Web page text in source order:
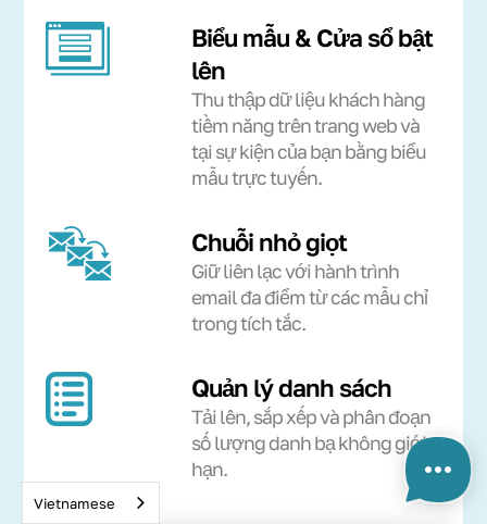
Biểu mẫu & Cửa sổ bật
lên
Thu thập dữ liệu khách hàng
tiềm năng trên trang web và
tại sự kiện của bạn bằng biểu
mẫu trực tuyến.
Chuỗi nhỏ giọt
Giữ liên lạc với hành trình
email đa điểm từ các mẫu chỉ
trong tích tắc.
Quản lý danh sách
Tải lên, sắp xếp và phân đoạn
số lượng danh bạ không giới
hạn.
Vietnamese